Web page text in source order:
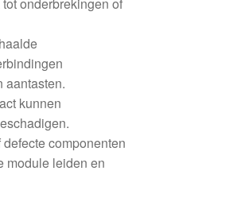
onderbrekingen of
aantasten.
kunnen
componenten
module leiden en